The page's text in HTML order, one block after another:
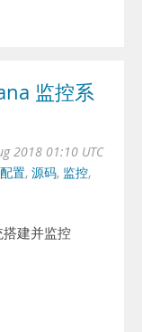
监控系
2018 01:10 UTC
配置, 源码, 监控,
建并监控